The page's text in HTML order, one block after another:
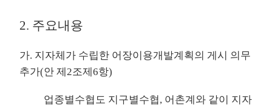
2. 주요내용
가. 지자체가 수립한 어장이용개발계획의 게시 의무
추가(안 제2조제6항)
업종별수협도 지구별수협, 어촌계와 같이 지자